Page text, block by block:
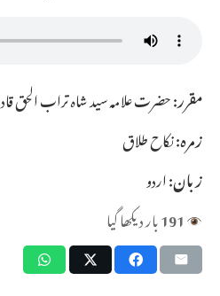
مقرر:حضرت علامہ سید شاہ تراب الحق
زمرہ:نکاح طلاق
زبان:اردو
191بار دیکھا گیا